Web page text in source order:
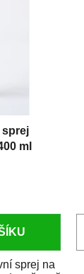
sprej
ml
sprej na